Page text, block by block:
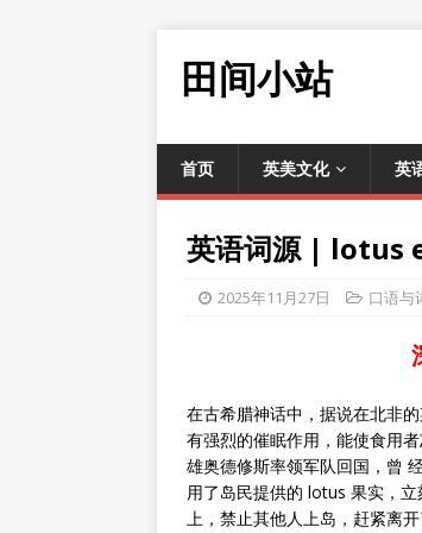
田间小站
首页 英美文化 英
英语词源 | lotus
2025年11月27日 口语与
在古希腊神话中，据说在北非
有强烈的催眠作用，能使食用
雄奥德修斯率领军队回国，曾
用了岛民提供的 lotus 果实，
上，禁止其他人上岛，赶紧离开